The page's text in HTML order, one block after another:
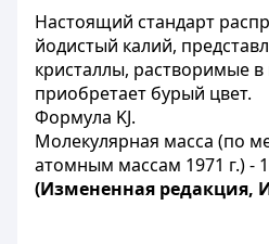
Настоящий стандарт
йодистый калий,
кристаллы, растворимые в
приобретает бурый цвет.
Формула KJ.
Молекулярная масса (по
атомным массам 1971 г.) -
(Измененная редакция,